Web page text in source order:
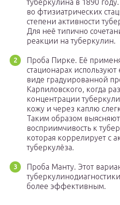
туберкулина в 1890
во фтизиатрических
степени активности
Для неё типично
реакции на туберкулин.
Проба Пирке. Её
стационарах
виде градуированной
Карпиловского, когда
концентрации
кожу и через каплю
Таким образом
восприимчивость к
которая коррелирует с
туберкулёза.
Проба Манту. Этот
более эффективным.